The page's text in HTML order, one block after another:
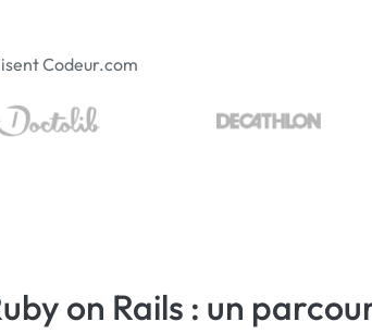
Codeur.com
on Rails : un